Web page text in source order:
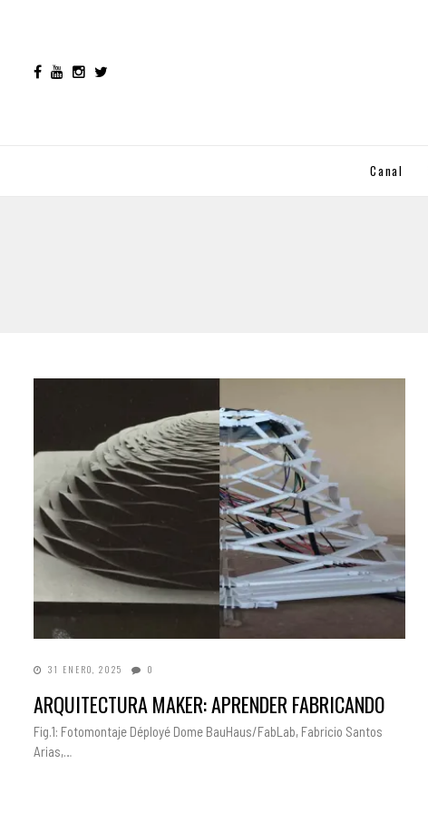
Canal
31 ENERO, 2025 0
ARQUITECTURA MAKER: APRENDER FABRICANDO
Fig.1: Fotomontaje Déployé Dome BauHaus/FabLab, Fabricio Santos
Arias,…